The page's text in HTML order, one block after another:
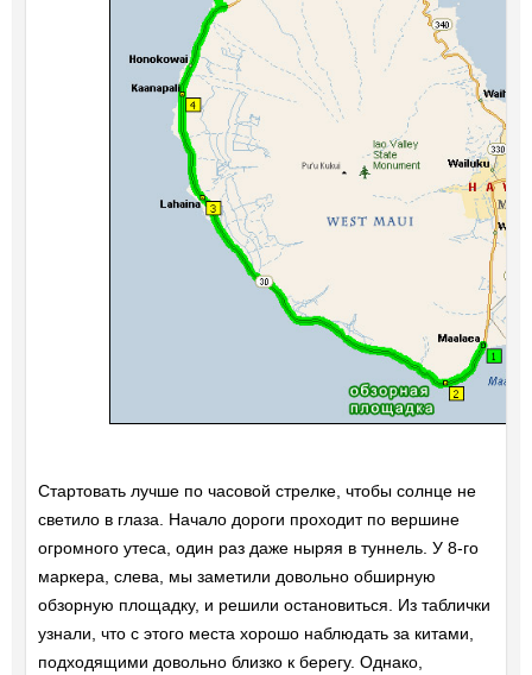
Стартовать лучше по часовой стрелке, чтобы солнце не
светило в глаза. Начало дороги проходит по вершине
огромного утеса, один раз даже ныряя в туннель. У 8-го
маркера, слева, мы заметили довольно обширную
обзорную площадку, и решили остановиться. Из таблички
узнали, что с этого места хорошо наблюдать за китами,
подходящими довольно близко к берегу. Однако,